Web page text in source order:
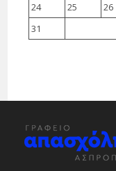
24
25 26
31